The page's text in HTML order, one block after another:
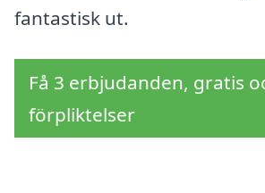
fantastisk ut.
Få 3 erbjudanden, gratis
förpliktelser